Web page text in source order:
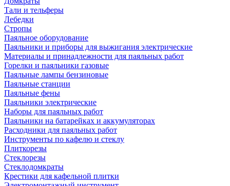
Тали и тельферы
Лебедки
Стропы
Паяльное оборудование
Паяльники и приборы для выжигания электрические
Материалы и принадлежности для паяльных работ
Горелки и паяльники газовые
Паяльные лампы бензиновые
Паяльные станции
Паяльные фены
Паяльники электрические
Наборы для паяльных работ
Паяльники на батарейках и аккумуляторах
Расходники для паяльных работ
Инструменты по кафелю и стеклу
Плиткорезы
Стеклорезы
Стеклодомкраты
Крестики для кафельной плитки